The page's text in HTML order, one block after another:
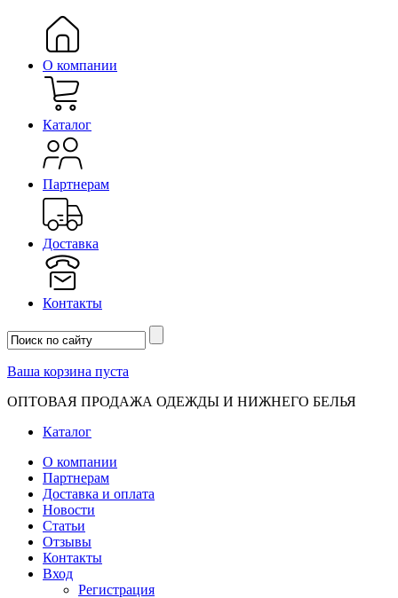
О компании
Каталог
Партнерам
Доставка
Контакты
Ваша корзина пуста
ОПТОВАЯ ПРОДАЖА ОДЕЖДЫ И НИЖНЕГО БЕЛЬЯ
Каталог
О компании
Партнерам
Доставка и оплата
Новости
Статьи
Отзывы
Контакты
Вход
Регистрация